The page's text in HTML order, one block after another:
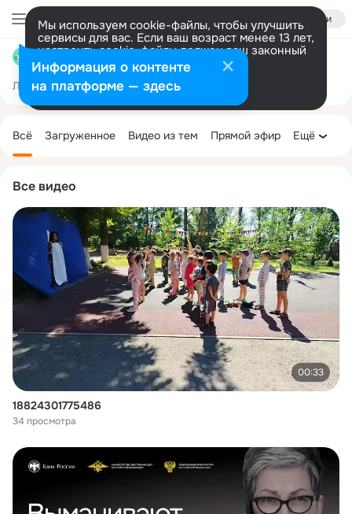
Войти
Мы используем cookie-файлы, чтобы улучшить
сервисы для вас. Если ваш возраст менее 13 лет,
настроить cookie-файлы должен ваш законный
представитель. Больше информации
Разрешить все Настроить
Лента Участники 63 Темы 1.6K
Все видео
00:33
18824301775486
34 просмотра
колонка
Всё Загруженное Видео из тем Прямой эфир Ещё
Информация о контенте
на платформе — здесь